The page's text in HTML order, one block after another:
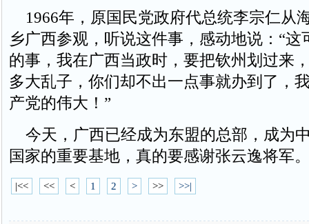
1966年，原国民党政府代总统李宗仁从
乡广西参观，听说这件事，感动地说：“这
的事，我在广西当政时，要把钦州划过来
多大乱子，你们却不出一点事就办到了，
产党的伟大！”
今天，广西已经成为东盟的总部，成为
国家的重要基地，真的要感谢张云逸将军
|<< << < 1 2 > >> >>|